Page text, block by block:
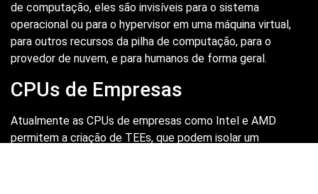
de computação, eles são invisíveis para o sistema
operacional ou para o hypervisor em uma máquina virtual,
para outros recursos da pilha de computação, para o
provedor de nuvem, e para humanos de forma geral.
CPUs de Empresas
Atualmente as CPUs de empresas como Intel e AMD
permitem a criação de TEEs, que podem isolar um